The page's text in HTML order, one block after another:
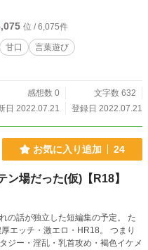
位 / 6,075件
甘口
言葉遊び
感想数 0
文字数 632
日 2022.07.21
登録日 2022.07.21
お気に入り追加 24
場だった(仮)【R18】
話が独立した短編集の予定。 た
ジー・淫乱・乳首攻め・褐色イケメ